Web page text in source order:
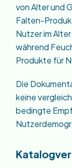
von Alter und
Falten-
Nutzer im
während
Produkte für
Die
keine
bedingte